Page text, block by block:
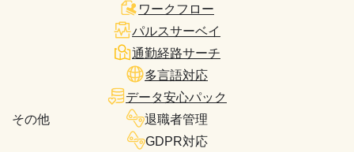
その他
ワークフロー
パルスサーベイ
通勤経路サーチ
多言語対応
データ安心パック
退職者管理
GDPR対応